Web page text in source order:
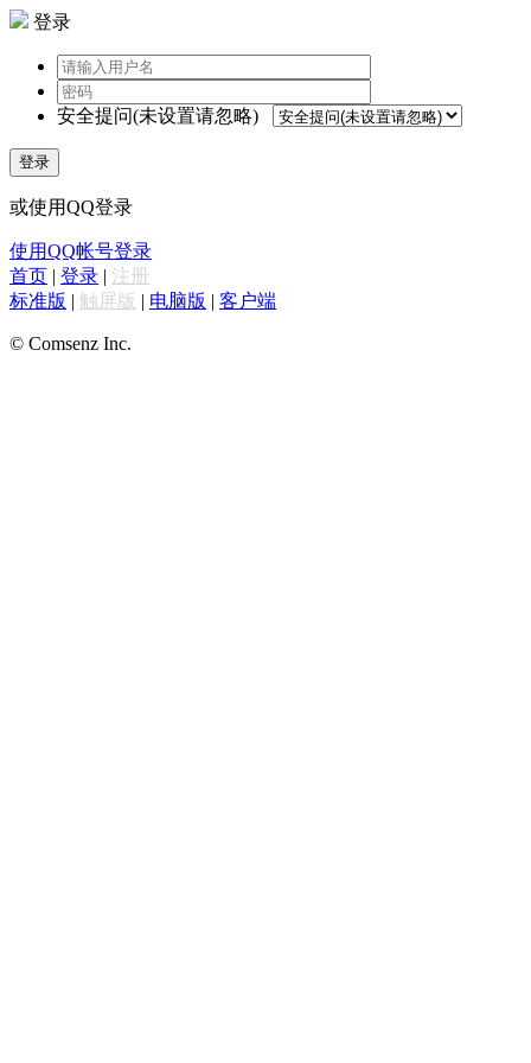
登录
安全提问(未设置请忽略)
登录
或使用QQ登录
使用QQ帐号登录
首页 | 登录 | 注册
标准版 | 触屏版 | 电脑版 | 客户端
© Comsenz Inc.